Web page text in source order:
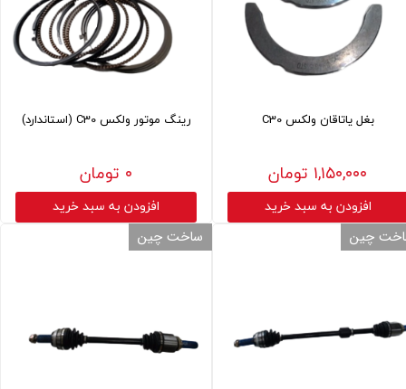
بغل یاتاقان ولکس C30
۱,۱۵۰,۰۰۰ تومان
افزودن به سبد خرید
رینگ موتور ولکس C30 (استاندارد)
۰ تومان
افزودن به سبد خرید
چین ساخت چین